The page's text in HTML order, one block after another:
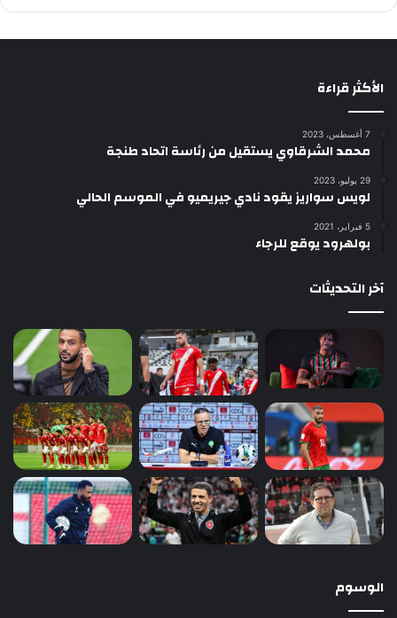
الأكثر قراءة
7 أغسطس، 2023
محمد الشرقاوي يستقيل من رئاسة اتحاد طنجة
29 يوليو، 2023
لويس سواريز يقود نادي جيريميو في الموسم الحالي
5 فبراير، 2021
بولهرود يوقع للرجاء
آخر التحديثات
الوسوم